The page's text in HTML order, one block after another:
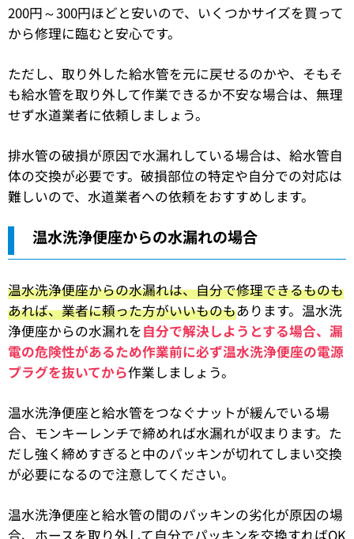
200円～300円ほどと安いので、いくつかサイズを買って
から修理に臨むと安心です。
ただし、取り外した給水管を元に戻せるのかや、そもそ
も給水管を取り外して作業できるか不安な場合は、無理
せず水道業者に依頼しましょう。
排水管の破損が原因で水漏れしている場合は、給水管自
体の交換が必要です。破損部位の特定や自分での対応は
難しいので、水道業者への依頼をおすすめします。
温水洗浄便座からの水漏れの場合
温水洗浄便座からの水漏れは、自分で修理できるものも
あれば、業者に頼った方がいいものもあります。温水洗
浄便座からの水漏れを自分で解決しようとする場合、漏
電の危険性があるため作業前に必ず温水洗浄便座の電源
プラグを抜いてから作業しましょう。
温水洗浄便座と給水管をつなぐナットが緩んでいる場
合、モンキーレンチで締めれば水漏れが収まります。た
だし強く締めすぎると中のパッキンが切れてしまい交換
が必要になるので注意してください。
温水洗浄便座と給水管の間のパッキンの劣化が原因の場
合、ホースを取り外して自分でパッキンを交換すればOK